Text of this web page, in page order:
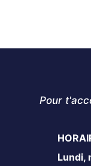
Pour
Lundi,